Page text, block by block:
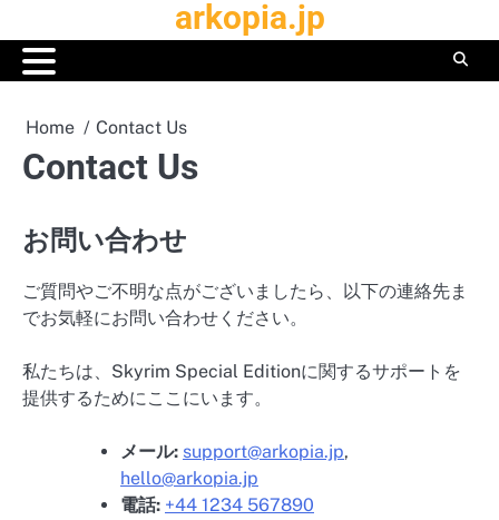
to
content
arkopia.jp
Home Contact Us
Contact Us
お問い合わせ
ご質問やご不明な点がございましたら、以下の連絡先ま
でお気軽にお問い合わせください。
私たちは、Skyrim Special Editionに関するサポートを
提供するためにここにいます。
メール: support@arkopia.jp,
hello@arkopia.jp
電話: +44 1234 567890